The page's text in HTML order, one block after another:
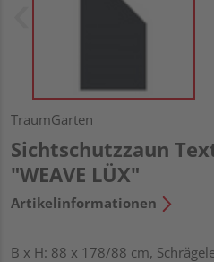
TraumGarten
Sichtschutzzaun
"WEAVE LÜX"
Artikelinformationen
B x H: 88 x 178/88 cm,